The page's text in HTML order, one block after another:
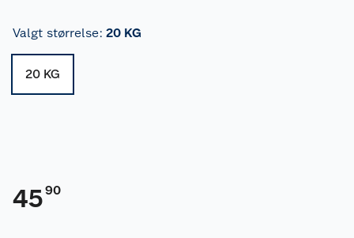
Valgt størrelse: 20 KG
20 KG
4590